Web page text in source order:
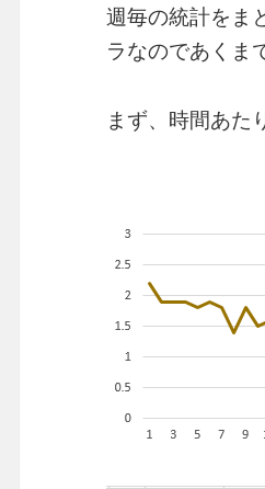
週毎の統計をま
ラなのであくま
まず、時間あた